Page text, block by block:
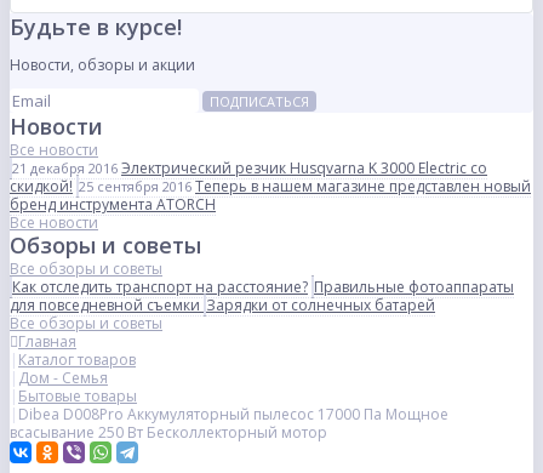
Будьте в курсе!
Новости, обзоры и акции
ПОДПИСАТЬСЯ
Новости
Все новости
21 декабря 2016 Электрический резчик Husqvarna K 3000 Electric со
скидкой! 25 сентября 2016 Теперь в нашем магазине представлен новый
бренд инструмента ATORCH
Все новости
Обзоры и советы
Все обзоры и советы
Как отследить транспорт на расстояние? Правильные фотоаппараты
для повседневной съемкиЗарядки от солнечных батарей
Все обзоры и советы
Главная
Каталог товаров
Дом - Семья
Бытовые товары
Dibea D008Pro Аккумуляторный пылесос 17000 Па Мощное
всасывание 250 Вт Бесколлекторный мотор